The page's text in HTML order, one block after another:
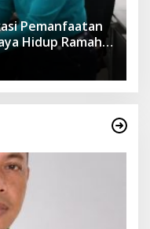
Pemanfaatan
Hidup Ramah